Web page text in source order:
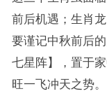
前后机遇；生肖
要谨记中秋前后
七星阵】，置于
旺一飞冲天之势。